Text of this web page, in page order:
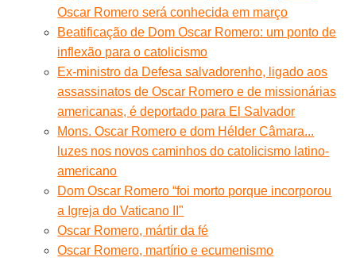
Oscar Romero será conhecida em março
Beatificação de Dom Oscar Romero: um ponto de
inflexão para o catolicismo
Ex-ministro da Defesa salvadorenho, ligado aos
assassinatos de Oscar Romero e de missionárias
americanas, é deportado para El Salvador
Mons. Oscar Romero e dom Hélder Câmara...
luzes nos novos caminhos do catolicismo latino-
americano
Dom Oscar Romero “foi morto porque incorporou
a Igreja do Vaticano II"
Oscar Romero, mártir da fé
Oscar Romero, martírio e ecumenismo